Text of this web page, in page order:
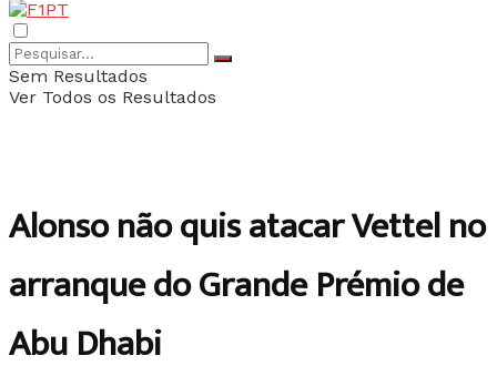
Sem Resultados
Ver Todos os Resultados
Alonso não quis atacar Vettel no
arranque do Grande Prémio de
Abu Dhabi